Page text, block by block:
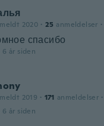
2020 · 25 anmeldelser ·
спасибо
6 år siden
2019 · 171 anmeldelser ·
6 år siden